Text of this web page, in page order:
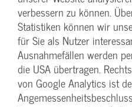
verbessern zu können.
Statistiken können wir
für Sie als Nutzer
Ausnahmefällen werden
die USA übertragen.
von Google Analytics ist